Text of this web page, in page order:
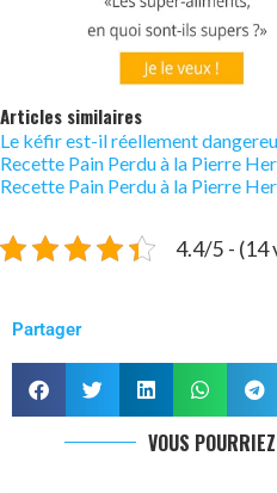
Articles similaires
Le kéfir est-il réellement
Recette Pain Perdu à la Pierre
Recette Pain Perdu à la Pierre
4.4/5 - (14
Partager
VOUS